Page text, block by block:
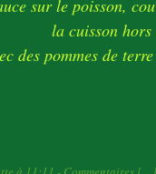
sur le poisson,
la cuisson hors
des pommes de